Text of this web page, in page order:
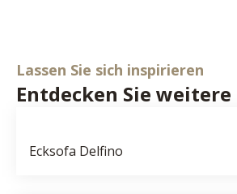
Lassen Sie sich inspirieren
Entdecken Sie weitere
Ecksofa Delfino